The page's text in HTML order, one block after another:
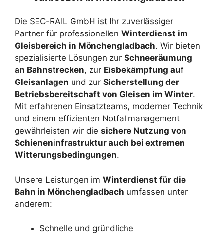
Die SEC-RAIL GmbH ist Ihr zuverlässiger
Partner für professionellen Winterdienst im
Gleisbereich in Mönchengladbach. Wir bieten
spezialisierte Lösungen zur Schneeräumung
an Bahnstrecken, zur Eisbekämpfung auf
Gleisanlagen und zur Sicherstellung der
Betriebsbereitschaft von Gleisen im Winter.
Mit erfahrenen Einsatzteams, moderner Technik
und einem effizienten Notfallmanagement
gewährleisten wir die sichere Nutzung von
Schieneninfrastruktur auch bei extremen
Witterungsbedingungen.
Unsere Leistungen im Winterdienst für die
Bahn in Mönchengladbach umfassen unter
anderem:
Schnelle und gründliche